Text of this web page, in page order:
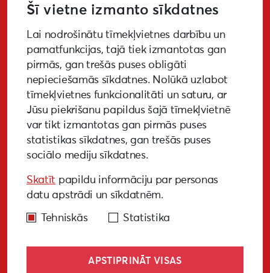
PIETEIKTIES
GALERIJA MEDIJIEM LKA PĒTĪJUMS
BUJ NOTIKUŠIE PASĀKUMI
PIEKĻŪSTAMĪBAS VADLĪNIJAS
Šī vietne izmanto sīkdatnes
Lai nodrošinātu tīmekļvietnes darbību un
pamatfunkcijas, tajā tiek izmantotas gan
pirmās, gan trešās puses obligāti
nepieciešamās sīkdatnes. Nolūkā uzlabot
tīmekļvietnes funkcionalitāti un saturu, ar
Jūsu piekrišanu papildus šajā tīmekļvietnē
var tikt izmantotas gan pirmās puses
statistikas sīkdatnes, gan trešās puses
sociālo mediju sīkdatnes.
Skatīt papildu informāciju par personas
datu apstrādi un sīkdatnēm.
Tehniskās Statistika
APSTIPRINĀT VISAS